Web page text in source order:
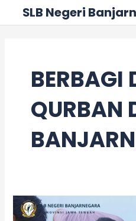
SLB Negeri
BERBAGI
QURBAN
Wujud
Kepedulian